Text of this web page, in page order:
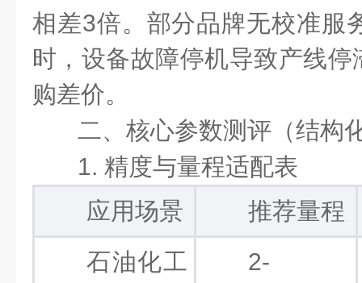
相差3倍。部分品牌无校准服
时，设备故障停机导致产线
购差价。
二、核心参数测评（结构
1. 精度与量程适配表
应用场景
推荐量程
石油化工
2-